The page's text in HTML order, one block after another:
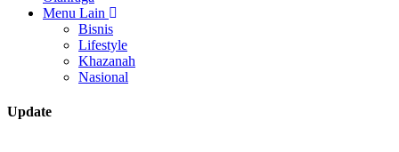
Menu Lain
Bisnis
Lifestyle
Khazanah
Nasional
Update